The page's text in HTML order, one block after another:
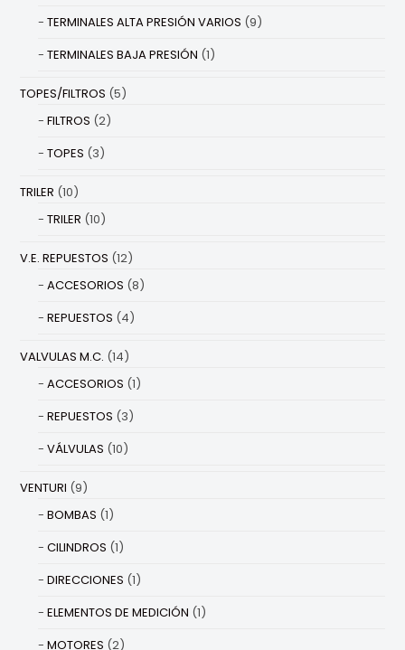
TERMINALES ALTA PRESIÓN VARIOS (9)
TERMINALES BAJA PRESIÓN (1)
TOPES/FILTROS (5)
FILTROS (2)
TOPES (3)
TRILER (10)
TRILER (10)
V.E. REPUESTOS (12)
ACCESORIOS (8)
REPUESTOS (4)
VALVULAS M.C. (14)
ACCESORIOS (1)
REPUESTOS (3)
VÁLVULAS (10)
VENTURI (9)
BOMBAS (1)
CILINDROS (1)
DIRECCIONES (1)
ELEMENTOS DE MEDICIÓN (1)
MOTORES (2)